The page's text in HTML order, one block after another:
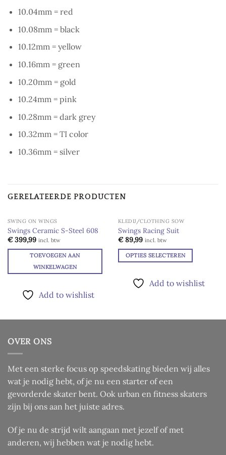
10.04mm = red
10.08mm = black
10.12mm = yellow
10.16mm = green
10.20mm = gold
10.24mm = pink
10.28mm = dark grey
10.32mm = TI color
10.36mm = silver
GERELATEERDE PRODUCTEN
SWING ON WINGS
Swings Ceramic S-Steel 608
€399,99 incl. btw
TOEVOEGEN AAN
WINKELWAGEN
Add to wishlist
KLEDIJ/CLOTHING SOW
Swings Racing Suit
€89,99 incl. btw
OPTIES SELECTEREN
product
Deze
op
de
productpagina
Add to wishlist
OVER ONS
Met een sterke focus op speedskating bieden wij alles
wat je nodig hebt, of je nu een starter of een
gevorderde skater bent. Ook urban en fitness skaters
zijn bij ons aan het juiste adres.
Of je nu de strijd wilt aangaan met jezelf of met
anderen, wij hebben wat je nodig hebt.